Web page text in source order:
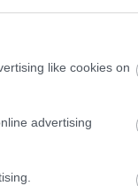
like cookies on
advertising
Us